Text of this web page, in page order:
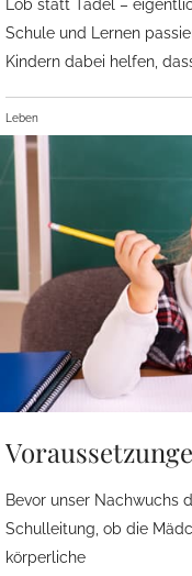
Lob statt Tadel –
Schule und Lernen
Kindern dabei helfen,
Leben
Bevor unser Nachwuchs
Schulleitung, ob die
körperliche